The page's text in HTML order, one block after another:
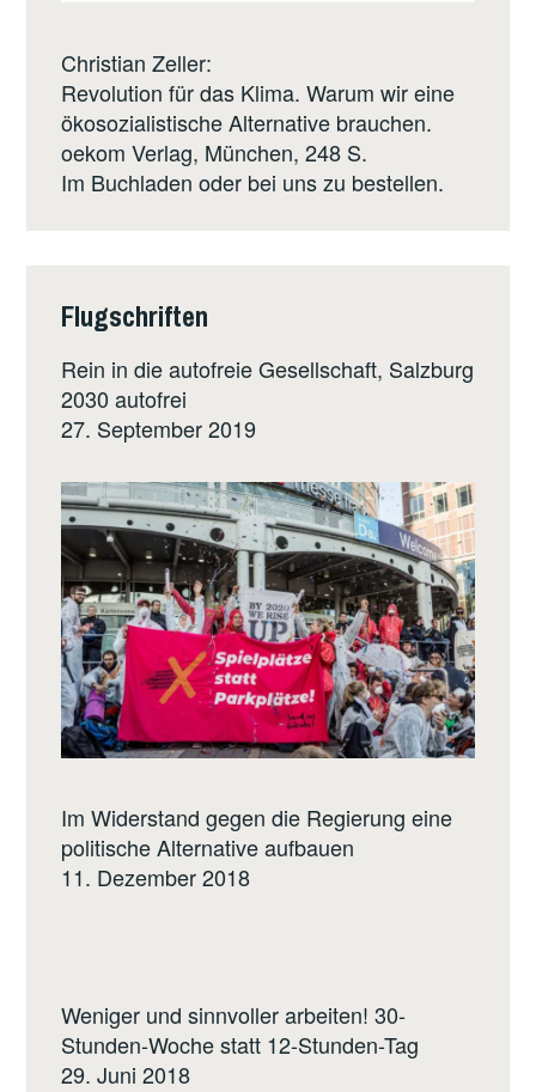
Christian Zeller:
Revolution für das Klima. Warum wir eine
ökosozialistische Alternative brauchen.
oekom Verlag, München, 248 S.
Im Buchladen oder bei uns zu bestellen.
Flugschriften
Rein in die autofreie Gesellschaft, Salzburg
2030 autofrei
27. September 2019
Im Widerstand gegen die Regierung eine
politische Alternative aufbauen
11. Dezember 2018
Weniger und sinnvoller arbeiten! 30-
Stunden-Woche statt 12-Stunden-Tag
29. Juni 2018